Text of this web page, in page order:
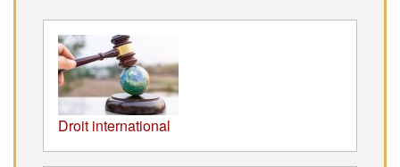
Droit international